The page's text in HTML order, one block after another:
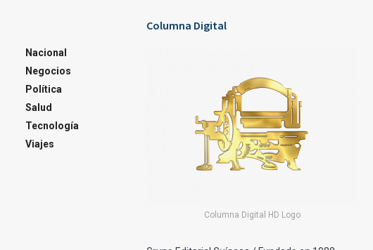
Nacional
Negocios
Política
Salud
Tecnología
Viajes
Columna Digital
Columna Digital HD Logo